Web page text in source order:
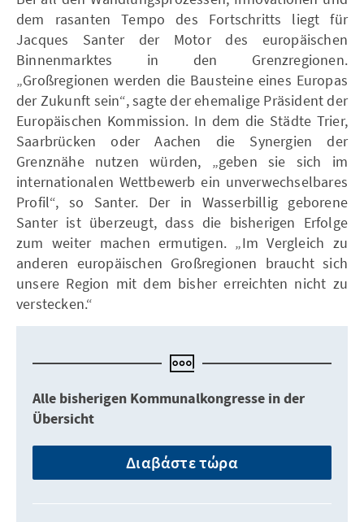
dem rasanten Tempo des Fortschritts liegt für
Jacques Santer der Motor des europäischen
Binnenmarktes in den Grenzregionen.
„Großregionen werden die Bausteine eines Europas
der Zukunft sein“, sagte der ehemalige Präsident der
Europäischen Kommission. In dem die Städte Trier,
Saarbrücken oder Aachen die Synergien der
Grenznähe nutzen würden, „geben sie sich im
internationalen Wettbewerb ein unverwechselbares
Profil“, so Santer. Der in Wasserbillig geborene
Santer ist überzeugt, dass die bisherigen Erfolge
zum weiter machen ermutigen. „Im Vergleich zu
anderen europäischen Großregionen braucht sich
unsere Region mit dem bisher erreichten nicht zu
verstecken.“
Alle bisherigen Kommunalkongresse in der
Übersicht
Διαβάστε τώρα